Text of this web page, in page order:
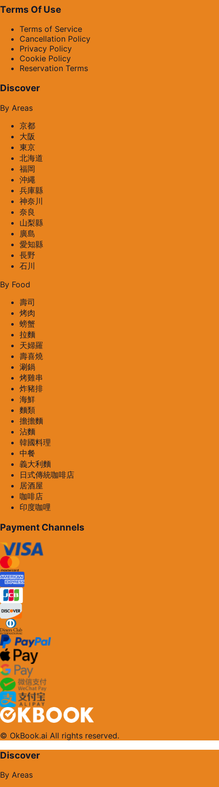
Terms Of Use
Terms of Service
Cancellation Policy
Privacy Policy
Cookie Policy
Reservation Terms
Discover
By Areas
京都
大阪
東京
北海道
福岡
沖繩
兵庫縣
神奈川
奈良
山梨縣
廣島
愛知縣
長野
石川
By Food
壽司
烤肉
螃蟹
拉麵
天婦羅
壽喜燒
涮鍋
烤雞串
炸豬排
海鮮
麵類
擔擔麵
沾麵
韓國料理
中餐
義大利麵
日式傳統咖啡店
居酒屋
咖啡店
印度咖哩
Payment Channels
© OkBook.ai All rights reserved.
Discover
By Areas